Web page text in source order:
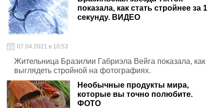
показала, как стать стройнее за 1
секунду. ВИДЕО
07.04.2021 в 10:53
Жительница Бразилии Габриэла Вейга показала, как
выглядеть стройной на фотографиях.
Необычные продукты мира,
которые вы точно полюбите.
ФОТО